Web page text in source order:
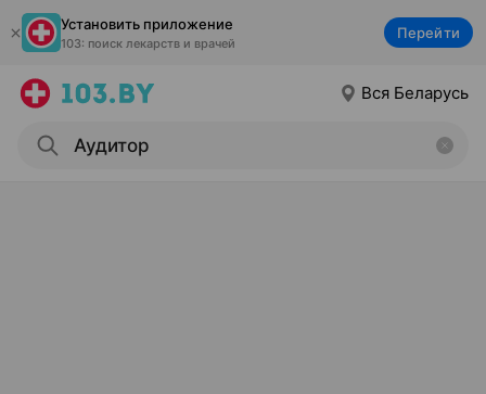
Установить приложение
103: поиск лекарств и врачей
Перейти
Вся Беларусь